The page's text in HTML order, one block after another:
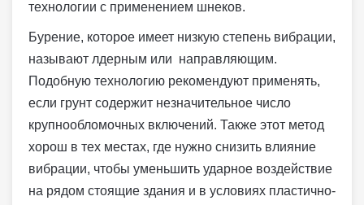
технологии с применением шнеков.
Бурение, которое имеет низкую степень вибрации,
называют лдерным или направляющим.
Подобную технологию рекомендуют применять,
если грунт содержит незначительное число
крупнообломочных включений. Также этот метод
хорош в тех местах, где нужно снизить влияние
вибрации, чтобы уменьшить ударное воздействие
на рядом стоящие здания и в условиях пластично-